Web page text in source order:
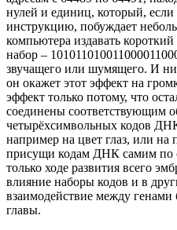
нулей и единиц, который, если
инструкцию, побуждает
компьютера издавать
набор –
звучащего или шумящего. И
он окажет этот эффект на
эффект только потому, что
соединены соответствующим
четырёхсимвольных кодов
например на цвет глаз, или
присущи кодам ДНК самим по
только ходе развития всего
влияние наборы кодов и в
взаимодействие между генами
главы.